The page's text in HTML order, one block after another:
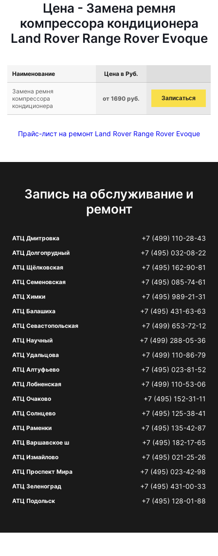
Цена - Замена ремня
компрессора кондиционера
Land Rover Range Rover Evoque
Наименование Цена в Руб.
Замена ремня
компрессора
кондиционера
от 1690 руб. Записаться
Прайс-лист на ремонт Land Rover Range Rover Evoque
Запись на обслуживание и
ремонт
АТЦ Дмитровка +7 (499) 110-28-43
АТЦ Долгопрудный +7 (495) 032-08-22
АТЦ Щёлковская +7 (495) 162-90-81
АТЦ Семеновская +7 (495) 085-74-61
АТЦ Химки +7 (495) 989-21-31
АТЦ Балашиха +7 (495) 431-63-63
АТЦ Севастопольская +7 (499) 653-72-12
АТЦ Научный +7 (499) 288-05-36
АТЦ Удальцова +7 (499) 110-86-79
АТЦ Алтуфьево +7 (495) 023-81-52
АТЦ Лобненская +7 (499) 110-53-06
АТЦ Очаково +7 (495) 152-31-11
АТЦ Солнцево +7 (495) 125-38-41
АТЦ Раменки +7 (495) 135-42-87
АТЦ Варшавское ш +7 (495) 182-17-65
АТЦ Измайлово +7 (495) 021-25-26
АТЦ Проспект Мира +7 (495) 023-42-98
АТЦ Зеленоград +7 (495) 431-00-33
АТЦ Подольск +7 (495) 128-01-88